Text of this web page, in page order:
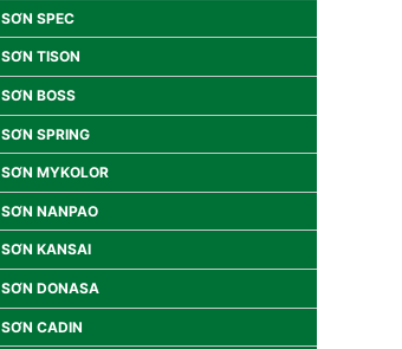
SƠN SPEC
SƠN TISON
SƠN BOSS
SƠN SPRING
SƠN MYKOLOR
SƠN NANPAO
SƠN KANSAI
SƠN DONASA
SƠN CADIN